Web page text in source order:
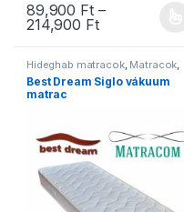
89,900 Ft –
214,900 Ft
Ennek a terméknek több
Hideghab matracok, Matracok,
Ortopéd matracok Szivacs
matracok,Vákuum matracok
Best Dream Siglo vákuum
matrac